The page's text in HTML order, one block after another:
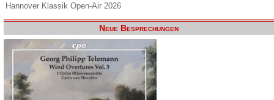
Hannover Klassik Open-Air 2026
Neue Besprechungen